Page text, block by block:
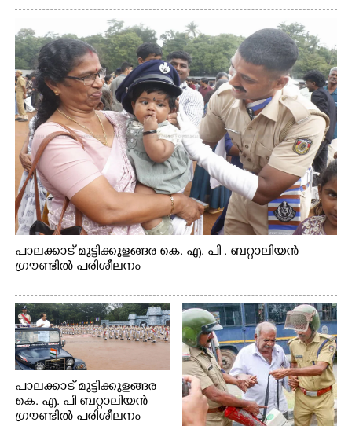
പാലക്കാട് മുട്ടിക്കുളങ്ങര കെ. എ. പി . ബറ്റാലിയൻ
ഗ്രൗണ്ടിൽ പരിശീലനം
പാലക്കാട് മുട്ടിക്കുളങ്ങര
കെ. എ. പി ബറ്റാലിയൻ
ഗ്രൗണ്ടിൽ പരിശീലനം